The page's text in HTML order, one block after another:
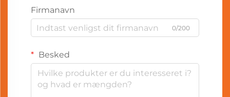
Firmanavn
0/200
Besked